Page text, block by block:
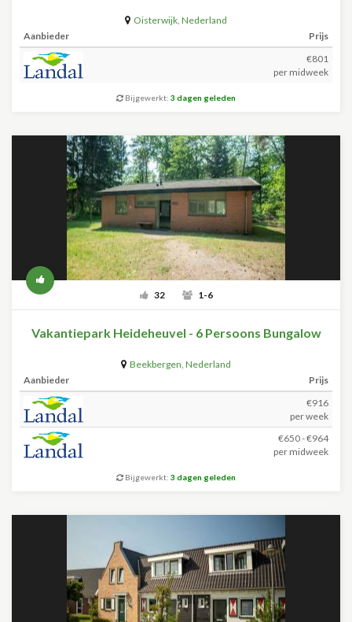
Oisterwijk, Nederland
Aanbieder
Prijs
€801
per midweek
Bijgewerkt: 3 dagen geleden
32 1-6
Vakantiepark Heideheuvel - 6 Persoons Bungalow
Beekbergen, Nederland
Aanbieder
Prijs
€916
per week
€650 - €964
per midweek
Bijgewerkt: 3 dagen geleden